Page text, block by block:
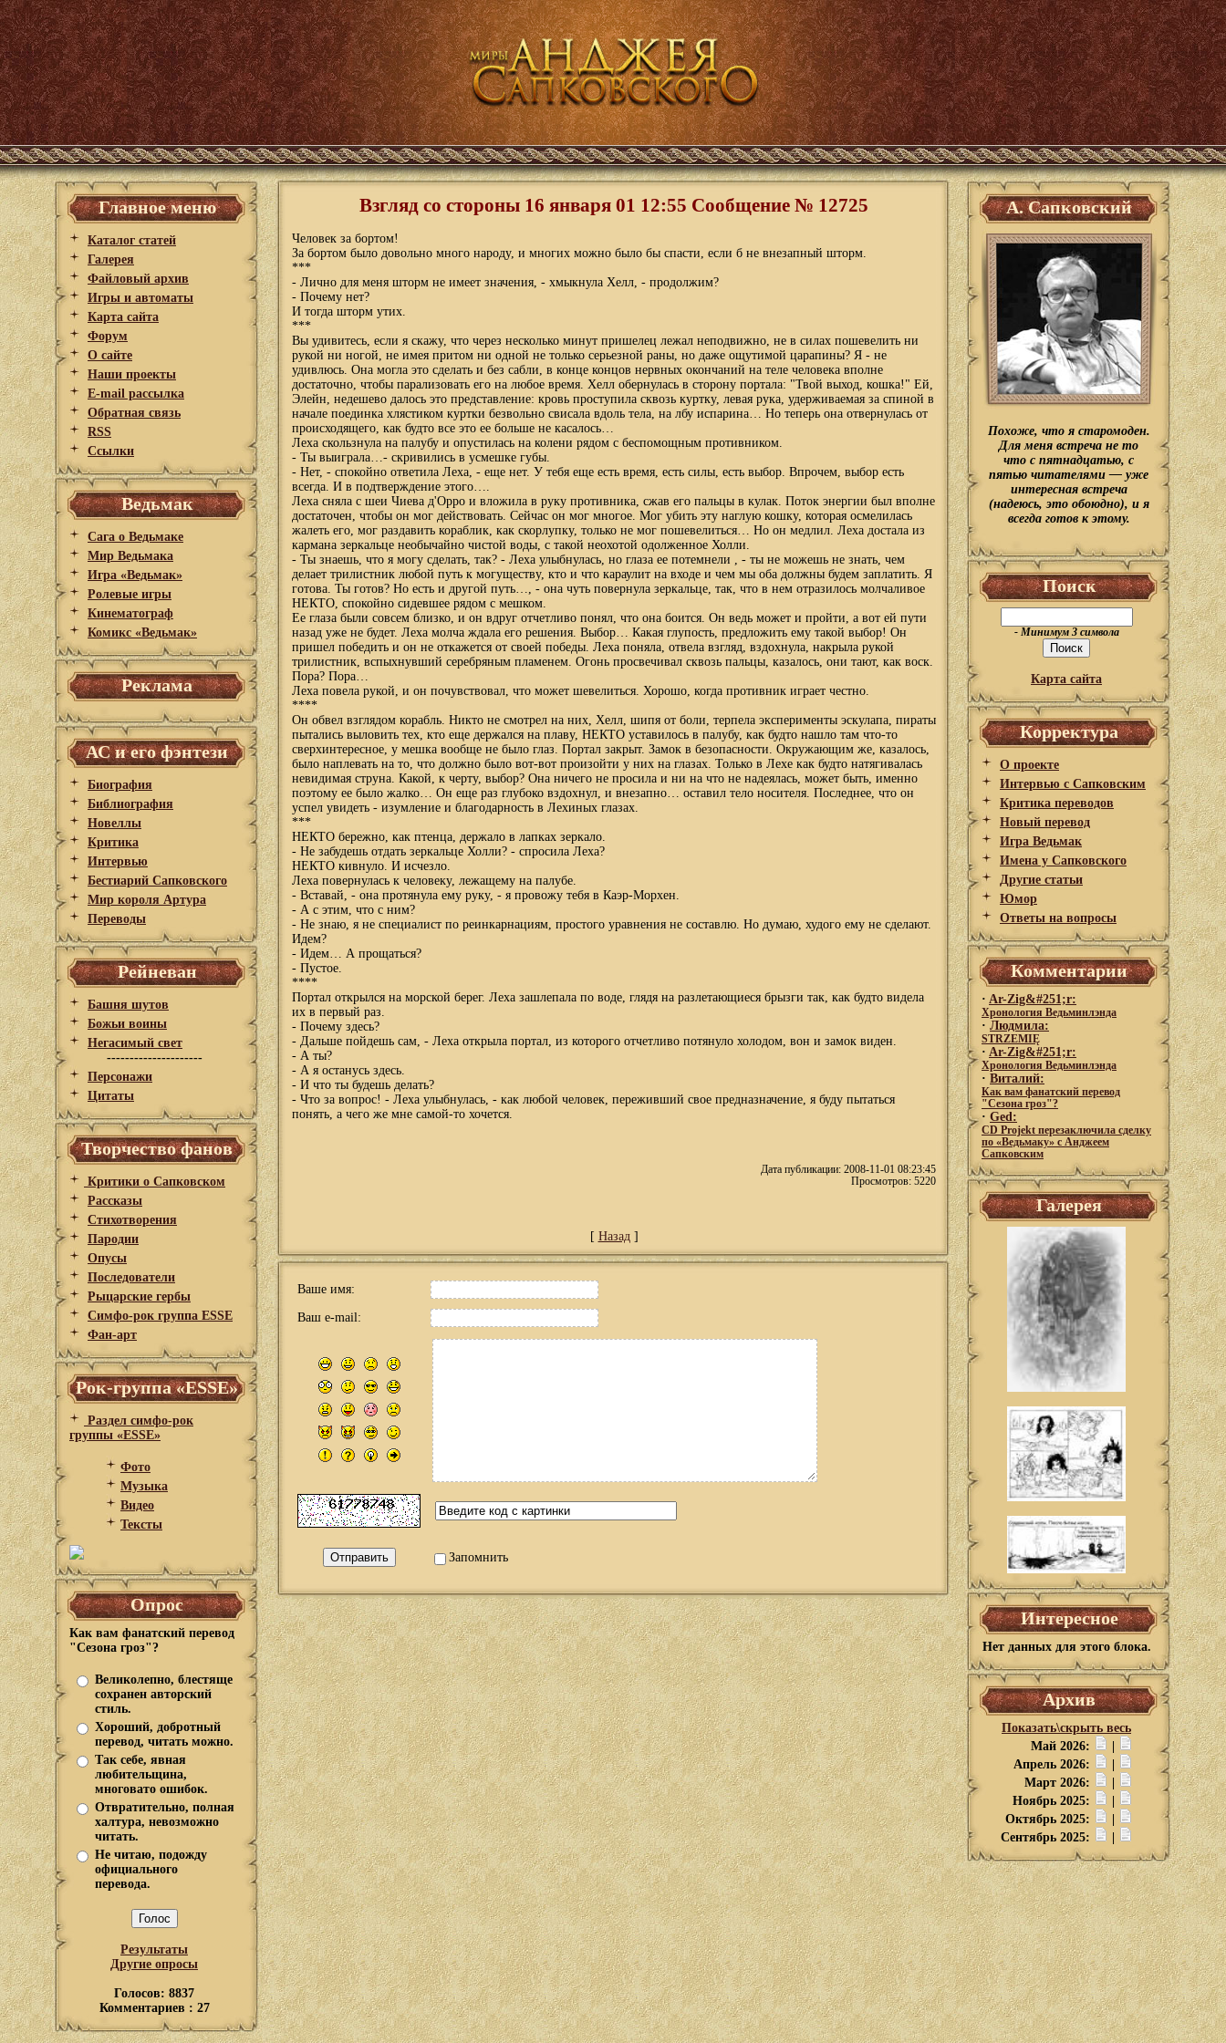
Главное меню
Каталог статей
Галерея
Файловый архив
Игры и автоматы
Карта сайта
Форум
О сайте
Наши проекты
E-mail рассылка
Обратная связь
RSS
Ссылки
Ведьмак
Сага о Ведьмаке
Мир Ведьмака
Игра «Ведьмак»
Ролевые игры
Кинематограф
Комикс «Ведьмак»
Реклама
АС и его фэнтези
Биография
Библиография
Новеллы
Критика
Интервью
Бестиарий Сапковского
Мир короля Артура
Переводы
Рейневан
Башня шутов
Божьи воины
Негасимый свет
---------------------
Персонажи
Цитаты
Творчество фанов
Критики о Сапковском
Рассказы
Стихотворения
Пародии
Опусы
Последователи
Рыцарские гербы
Симфо-рок группа ESSE
Фан-арт
Рок-группа «ESSE»
Раздел симфо-рок
группы «ESSE»
Фото
Музыка
Видео
Тексты
Опрос
Как вам фанатский перевод
"Сезона гроз"?
Великолепно, блестяще
сохранен авторский
стиль.
Хороший, добротный
перевод, читать можно.
Так себе, явная
любительщина,
многовато ошибок.
Отвратительно, полная
халтура, невозможно
читать.
Не читаю, подожду
официального
перевода.
Результаты
Другие опросы
Голосов: 8837
Комментариев : 27
Взгляд со стороны 16 января 01 12:55 Cообщение № 12725
Человек за бортом!
За бортом было довольно много народу, и многих можно было бы спасти, если б не внезапный шторм.
***
- Лично для меня шторм не имеет значения, - хмыкнула Хелл, - продолжим?
- Почему нет?
И тогда шторм утих.
***
Вы удивитесь, если я скажу, что через несколько минут пришелец лежал неподвижно, не в силах пошевелить ни
рукой ни ногой, не имея притом ни одной не только серьезной раны, но даже ощутимой царапины? Я - не
удивлюсь. Она могла это сделать и без сабли, в конце концов нервных окончаний на теле человека вполне
достаточно, чтобы парализовать его на любое время. Хелл обернулась в сторону портала: "Твой выход, кошка!" Ей,
Элейн, недешево далось это представление: кровь проступила сквозь куртку, левая рука, удерживаемая за спиной в
начале поединка хлястиком куртки безвольно свисала вдоль тела, на лбу испарина… Но теперь она отвернулась от
происходящего, как будто все это ее больше не касалось…
Леха скользнула на палубу и опустилась на колени рядом с беспомощным противником.
- Ты выиграла…- скривились в усмешке губы.
- Нет, - спокойно ответила Леха, - еще нет. У тебя еще есть время, есть силы, есть выбор. Впрочем, выбор есть
всегда. И в подтверждение этого….
Леха сняла с шеи Чиева д'Орро и вложила в руку противника, сжав его пальцы в кулак. Поток энергии был вполне
достаточен, чтобы он мог действовать. Сейчас он мог многое. Мог убить эту наглую кошку, которая осмелилась
жалеть его, мог раздавить кораблик, как скорлупку, только не мог пошевелиться… Но он медлил. Леха достала из
кармана зеркальце необычайно чистой воды, с такой неохотой одолженное Холли.
- Ты знаешь, что я могу сделать, так? - Леха улыбнулась, но глаза ее потемнели , - ты не можешь не знать, чем
делает трилистник любой путь к могуществу, кто и что караулит на входе и чем мы оба должны будем заплатить. Я
готова. Ты готов? Но есть и другой путь…, - она чуть повернула зеркальце, так, что в нем отразилось молчаливое
НЕКТО, спокойно сидевшее рядом с мешком.
Ее глаза были совсем близко, и он вдруг отчетливо понял, что она боится. Он ведь может и пройти, а вот ей пути
назад уже не будет. Леха молча ждала его решения. Выбор… Какая глупость, предложить ему такой выбор! Он
пришел победить и он не откажется от своей победы. Леха поняла, отвела взгляд, вздохнула, накрыла рукой
трилистник, вспыхнувший серебряным пламенем. Огонь просвечивал сквозь пальцы, казалось, они тают, как воск.
Пора? Пора…
Леха повела рукой, и он почувствовал, что может шевелиться. Хорошо, когда противник играет честно.
****
Он обвел взглядом корабль. Никто не смотрел на них, Хелл, шипя от боли, терпела эксперименты эскулапа, пираты
пытались выловить тех, кто еще держался на плаву, НЕКТО уставилось в палубу, как будто нашло там что-то
сверхинтересное, у мешка вообще не было глаз. Портал закрыт. Замок в безопасности. Окружающим же, казалось,
было наплевать на то, что должно было вот-вот произойти у них на глазах. Только в Лехе как будто натягивалась
невидимая струна. Какой, к черту, выбор? Она ничего не просила и ни на что не надеялась, может быть, именно
поэтому ее было жалко… Он еще раз глубоко вздохнул, и внезапно… оставил тело носителя. Последнее, что он
успел увидеть - изумление и благодарность в Лехиных глазах.
***
НЕКТО бережно, как птенца, держало в лапках зеркало.
- Не забудешь отдать зеркальце Холли? - спросила Леха?
НЕКТО кивнуло. И исчезло.
Леха повернулась к человеку, лежащему на палубе.
- Вставай, - она протянула ему руку, - я провожу тебя в Каэр-Морхен.
- А с этим, что с ним?
- Не знаю, я не специалист по реинкарнациям, простого уравнения не составлю. Но думаю, худого ему не сделают.
Идем?
- Идем… А прощаться?
- Пустое.
****
Портал открылся на морской берег. Леха зашлепала по воде, глядя на разлетающиеся брызги так, как будто видела
их в первый раз.
- Почему здесь?
- Дальше пойдешь сам, - Леха открыла портал, из которого отчетливо потянуло холодом, вон и замок виден.
- А ты?
- А я останусь здесь.
- И что ты будешь делать?
- Что за вопрос! - Леха улыбнулась, - как любой человек, переживший свое предназначение, я буду пытаться
понять, а чего же мне самой-то хочется.
Дата публикации: 2008-11-01 08:23:45
Просмотров: 5220
[ Назад]
Ваше имя:
Ваш e-mail:
Запомнить
А. Сапковский
Похоже, что я старомоден.
Для меня встреча не то
что с пятнадцатью, с
пятью читателями — уже
интересная встреча
(надеюсь, это обоюдно), и я
всегда готов к этому.
Поиск
- Минимум 3 символа
Карта сайта
Корректура
О проекте
Интервью с Сапковским
Критика переводов
Новый перевод
Игра Ведьмак
Имена у Сапковского
Другие статьи
Юмор
Ответы на вопросы
Комментарии
· Ar-Zig&#251;r:
Хронология Ведьминлэнда
· Людмила:
STRZEMIĘ
· Ar-Zig&#251;r:
Хронология Ведьминлэнда
· Виталий:
Как вам фанатский перевод
"Сезона гроз"?
· Ged:
CD Projekt перезаключила сделку
по «Ведьмаку» с Анджеем
Сапковским
Галерея
Интересное
Нет данных для этого блока.
Архив
Показать\скрыть весь
Май 2026:
Апрель 2026:
Март 2026:
Ноябрь 2025:
Октябрь 2025:
Сентябрь 2025: